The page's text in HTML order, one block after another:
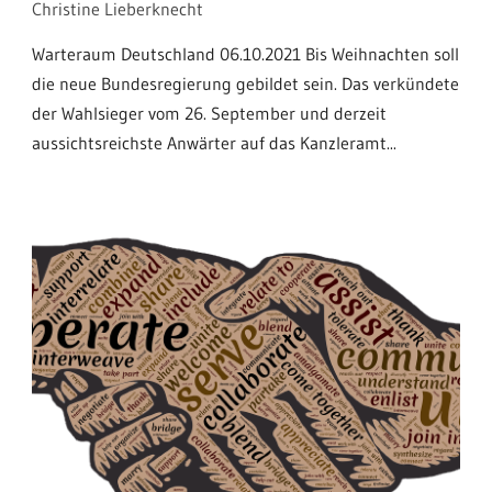
Christine Lieberknecht
Warteraum Deutschland 06.10.2021 Bis Weihnachten soll
die neue Bundesregierung gebildet sein. Das verkündete
der Wahlsieger vom 26. September und derzeit
aussichtsreichste Anwärter auf das Kanzleramt...